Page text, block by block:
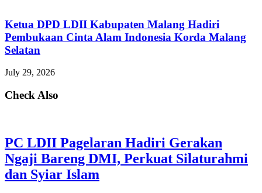
Ketua DPD LDII Kabupaten Malang Hadiri
Pembukaan Cinta Alam Indonesia Korda Malang
Selatan
July 29, 2026
Check Also
PC LDII Pagelaran Hadiri Gerakan
Ngaji Bareng DMI, Perkuat Silaturahmi
dan Syiar Islam